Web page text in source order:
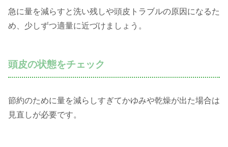
急に量を減らすと洗い残しや頭皮トラブルの原因になるた
め、少しずつ適量に近づけましょう。
頭皮の状態をチェック
節約のために量を減らしすぎてかゆみや乾燥が出た場合は
見直しが必要です。